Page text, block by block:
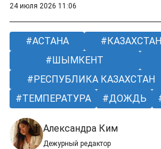
24 июля 2026 11:06
АСТАНА КАЗАХСТАН
ШЫМКЕНТ
РЕСПУБЛИКА КАЗАХСТАН
ТЕМПЕРАТУРА
ДОЖДЬ
Александра Ким
Дежурный редактор